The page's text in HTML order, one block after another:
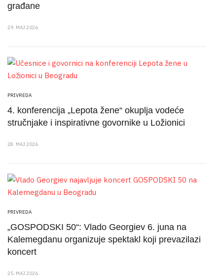
građane
29. MAJ 2026.
PRIVREDA
4. konferencija „Lepota žene“ okuplja vodeće
stručnjake i inspirativne govornike u Ložionici
28. MAJ 2026.
PRIVREDA
„GOSPODSKI 50“: Vlado Georgiev 6. juna na
Kalemegdanu organizuje spektakl koji prevazilazi
koncert
25. MAJ 2026.